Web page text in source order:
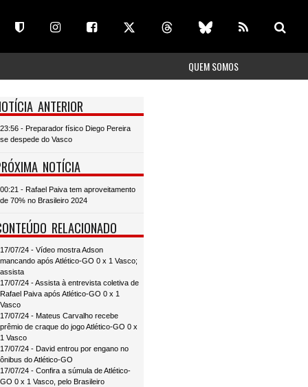
QUEM SOMOS
ANTERIOR
23:56 - Preparador físico Diego Pereira
se despede do Vasco
NOTÍCIA
00:21 - Rafael Paiva tem aproveitamento
de 70% no Brasileiro 2024
RELACIONADO
17/07/24 - Vídeo mostra Adson
mancando após Atlético-GO 0 x 1 Vasco;
assista
17/07/24 - Assista à entrevista coletiva de
Rafael Paiva após Atlético-GO 0 x 1
Vasco
17/07/24 - Mateus Carvalho recebe
prêmio de craque do jogo Atlético-GO 0 x
1 Vasco
17/07/24 - David entrou por engano no
ônibus do Atlético-GO
17/07/24 - Confira a súmula de Atlético-
GO 0 x 1 Vasco, pelo Brasileiro